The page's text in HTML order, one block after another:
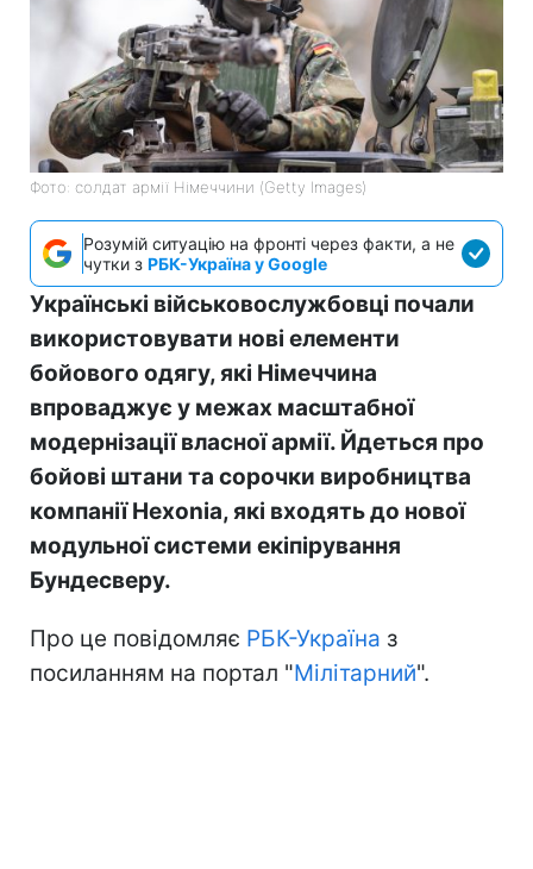
Фото: солдат армії Німеччини (Getty Images)
Розумій ситуацію на фронті через факти, а не
чутки з РБК-Україна у Google
Українські військовослужбовці почали
використовувати нові елементи
бойового одягу, які Німеччина
впроваджує у межах масштабної
модернізації власної армії. Йдеться про
бойові штани та сорочки виробництва
компанії Hexonia, які входять до нової
модульної системи екіпірування
Бундесверу.
Про це повідомляє РБК-Україна з
посиланням на портал "Мілітарний".